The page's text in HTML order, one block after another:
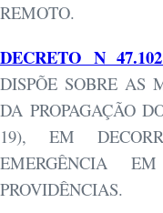
REMOTO.
DECRETO N
DISPÕE SOBRE AS
DA PROPAGAÇÃO
19), EM
EMERGÊNCIA
PROVIDÊNCIAS.